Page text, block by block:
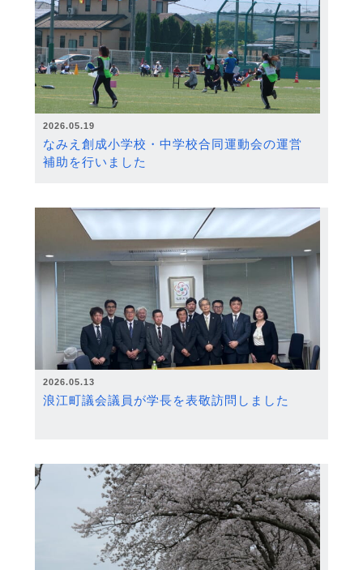
2026.05.19
なみえ創成小学校・中学校合同運動会の運営
補助を行いました
2026.05.13
浪江町議会議員が学長を表敬訪問しました